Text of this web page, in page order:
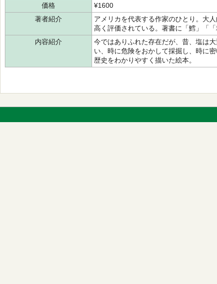
価格
¥1600
著者紹介
アメリカを代表する作家のひとり。大
高く評価されている。著書に「鱈」「
内容紹介
今ではありふれた存在だが、昔、塩は
い、時に危険をおかして採掘し、時に
歴史をわかりやすく描いた絵本。